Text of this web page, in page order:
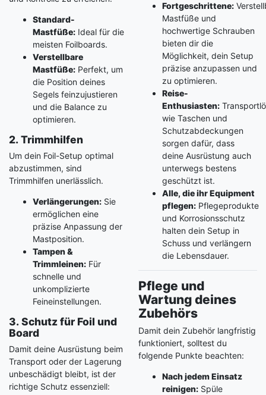
Standard-
Mastfüße: Ideal für die
meisten Foilboards.
Verstellbare
Mastfüße: Perfekt, um
die Position deines
Segels feinzujustieren
und die Balance zu
optimieren.
2. Trimmhilfen
Um dein Foil-Setup optimal
abzustimmen, sind
Trimmhilfen unerlässlich.
Verlängerungen: Sie
ermöglichen eine
präzise Anpassung der
Mastposition.
Tampen &
Trimmleinen: Für
schnelle und
unkomplizierte
Feineinstellungen.
3. Schutz für Foil und
Board
Damit deine Ausrüstung beim
Transport oder der Lagerung
unbeschädigt bleibt, ist der
richtige Schutz essenziell:
Fortgeschrittene:
Mastfüße und
hochwertige Schrauben
bieten dir die
Möglichkeit, dein Setup
präzise anzupassen und
zu optimieren.
Reise-
Enthusiasten:
wie Taschen und
Schutzabdeckungen
sorgen dafür, dass
deine Ausrüstung auch
unterwegs bestens
geschützt ist.
Alle, die ihr Equipment
pflegen:Pflegeprodukte
und Korrosionsschutz
halten dein Setup in
Schuss und verlängern
die Lebensdauer.
Pflege und
Wartung deines
Zubehörs
Damit dein Zubehör langfristig
funktioniert, solltest du
folgende Punkte beachten:
Nach jedem Einsatz
reinigen:Spüle